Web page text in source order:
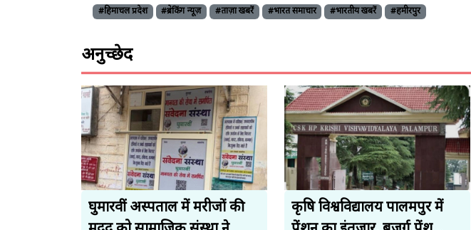
#हिमाचल प्रदेश #ब्रेकिंग न्यूज़ #ताज़ा खबरें #भारत समाचार #भारतीय खबरें #हमीरपुर
अनुच्छेद
घुमारवीं अस्पताल में मरीजों की
कृषि विश्वविद्यालय पालमपुर में